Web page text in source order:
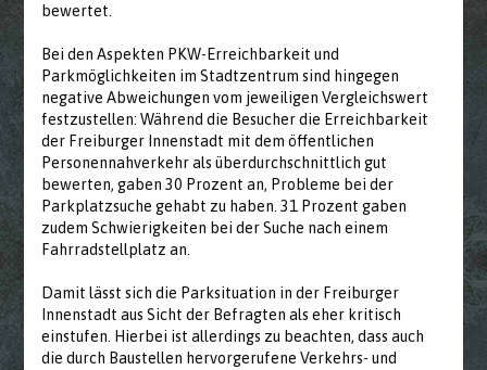
bewertet.
Bei den Aspekten PKW-Erreichbarkeit und
Parkmöglichkeiten im Stadtzentrum sind hingegen
negative Abweichungen vom jeweiligen Vergleichswert
festzustellen: Während die Besucher die Erreichbarkeit
der Freiburger Innenstadt mit dem öffentlichen
Personennahverkehr als überdurchschnittlich gut
bewerten, gaben 30 Prozent an, Probleme bei der
Parkplatzsuche gehabt zu haben. 31 Prozent gaben
zudem Schwierigkeiten bei der Suche nach einem
Fahrradstellplatz an.
Damit lässt sich die Parksituation in der Freiburger
Innenstadt aus Sicht der Befragten als eher kritisch
einstufen. Hierbei ist allerdings zu beachten, dass auch
die durch Baustellen hervorgerufene Verkehrs- und